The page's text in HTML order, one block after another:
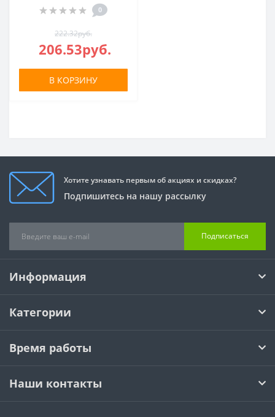
0
222.32руб.
206.53руб.
В КОРЗИНУ
Хотите узнавать первым об акциях и скидках?
Подпишитесь на нашу рассылку
Подписаться
Информация
Категории
Время работы
Наши контакты